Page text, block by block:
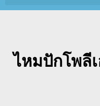
ไหมปักโพลี